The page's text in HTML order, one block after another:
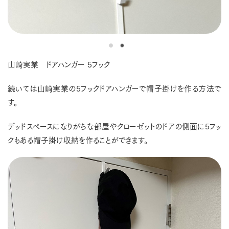
山崎実業 ドアハンガー 5フック
続いては山崎実業の5フックドアハンガーで帽子掛けを作る方法で
す。
デッドスペースになりがちな部屋やクローゼットのドアの側面に5フッ
クもある帽子掛け収納を作ることができます。